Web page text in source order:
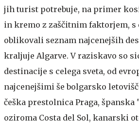
jih turist potrebuje, na primer
in kremo z zaščitnim faktorjem, s
oblikovali seznam najcenejših
kraljuje Algarve. V raziskavo so
destinacije s celega sveta, od
najcenejšimi še bolgarsko
češka prestolnica Praga, španska
oziroma Costa del Sol, kanarski